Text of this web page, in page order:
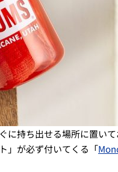
に持ち出せる場所に置い
」が必ず付いてくる「